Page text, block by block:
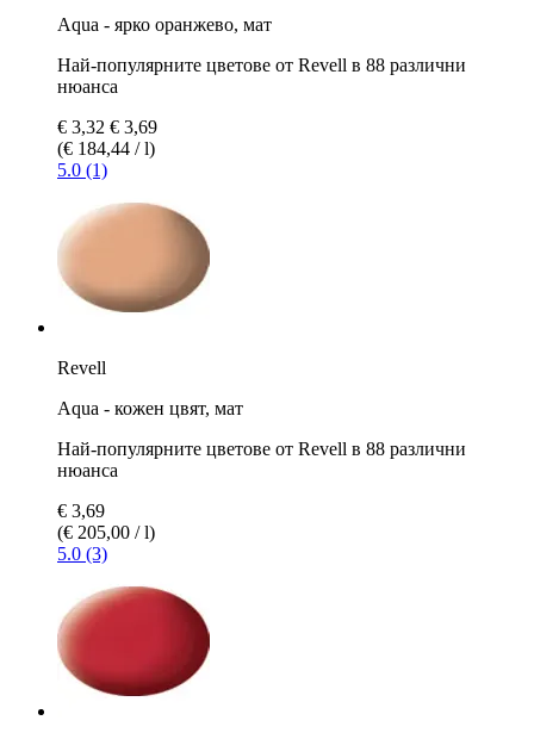
Aqua - ярко оранжево, мат
Най-популярните цветове от Revell в 88 различни
нюанса
€ 3,32 € 3,69
(€ 184,44 / l)
5.0 (1)
Revell
Aqua - кожен цвят, мат
Най-популярните цветове от Revell в 88 различни
нюанса
€ 3,69
(€ 205,00 / l)
5.0 (3)